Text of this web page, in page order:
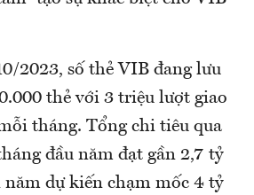
2023, số thẻ VIB đang lưu
thẻ với 3 triệu lượt giao
tháng. Tổng chi tiêu qua
đầu năm đạt gần 2,7 tỷ
năm dự kiến chạm mốc 4 tỷ